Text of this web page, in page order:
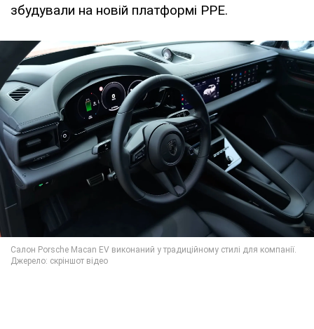
збудували на новій платформі PPE.